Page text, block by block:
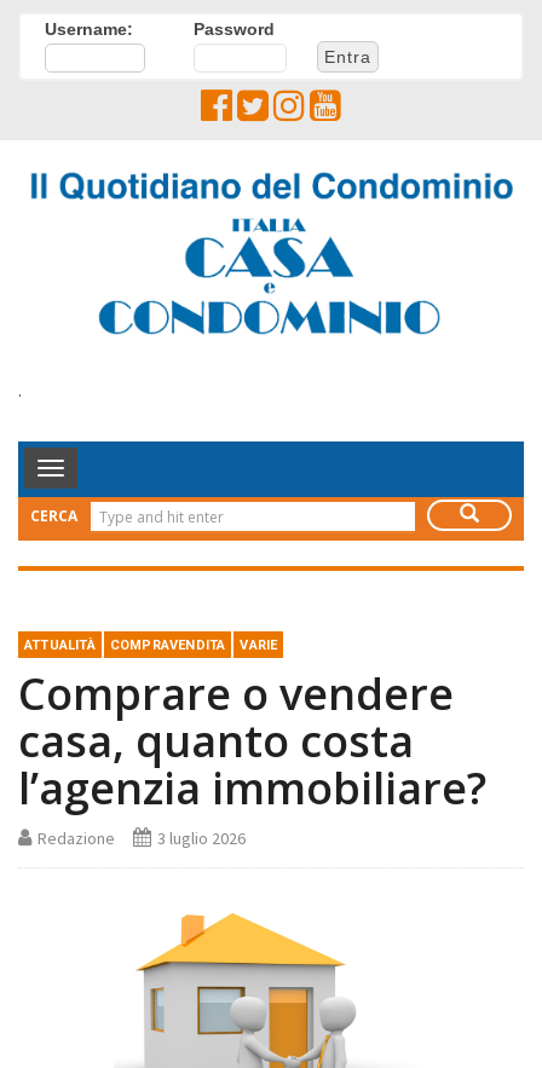
Username: Password
.
Toggle
Navigation
CERCA
ATTUALITÀ COMPRAVENDITA VARIE
Comprare o vendere
casa, quanto costa
l’agenzia immobiliare?
Redazione 3 luglio 2026